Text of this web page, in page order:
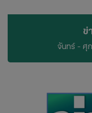
ข่
จันทร์ - ศุ